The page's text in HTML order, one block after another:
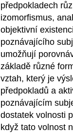
předpokladech
izomorfismus,
objektivní
poznávajícího
umožňují
základě různé
vztah, který je
předpokladů a
poznávajícím
dostatek volnosti
když tato volnost